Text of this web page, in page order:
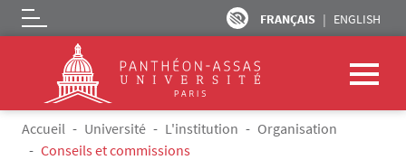
Aller au contenu principal
FRANÇAIS ENGLISH
Logo
Fil d'Ariane
Accueil Université L'institution
Organisation
Conseils et commissions